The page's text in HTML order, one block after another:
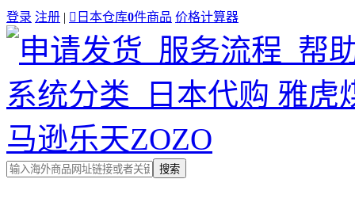
登录 注册 |  日本仓库0件商品 价格计算器
搜索